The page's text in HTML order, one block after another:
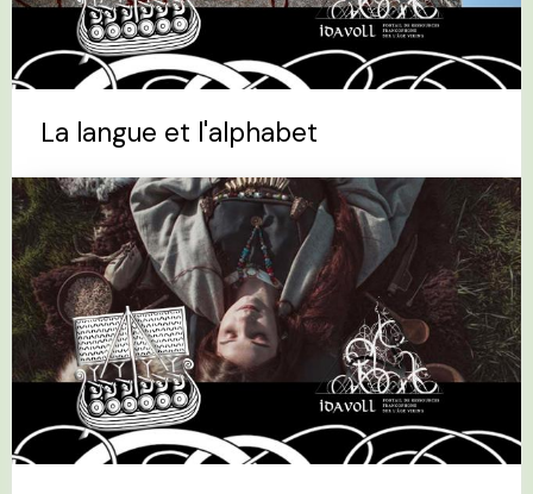
La langue et l'alphabet